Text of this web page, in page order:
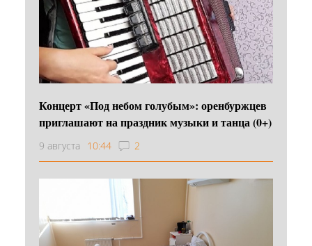
Концерт «Под небом голубым»: оренбуржцев
приглашают на праздник музыки и танца (0+)
9 августа 10:44 2